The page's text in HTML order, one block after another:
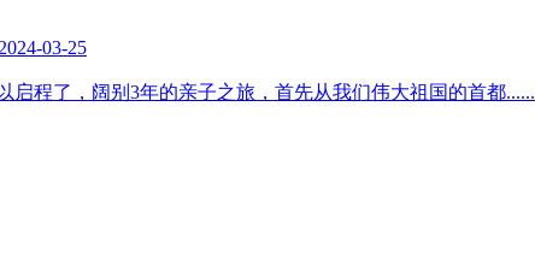
2024-03-25
启程了，阔别3年的亲子之旅，首先从我们伟大祖国的首都......